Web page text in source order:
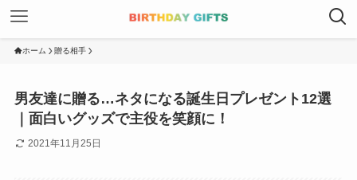
ホーム 贈る相手
男友達に贈る…ネタになる誕生日プレゼント12選
｜面白いグッズで主役を笑顔に！
2021年11月25日